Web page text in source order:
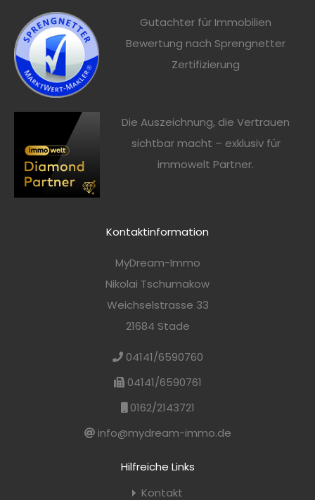
Gutachter für Immobilien
Bewertung nach Sprengnetter
Zertifizierung
Die Auszeichnung, die Vertrauen
sichtbar macht – exklusiv für
immowelt Partner.
Kontaktinformation
MyDream-Immo
Nikolai Tschumakow
Weichselstrasse 33
21684 Stade
04141/6590760
04141/6590761
0162/2143721
info@mydream-immo.de
Hilfreiche Links
Kontakt